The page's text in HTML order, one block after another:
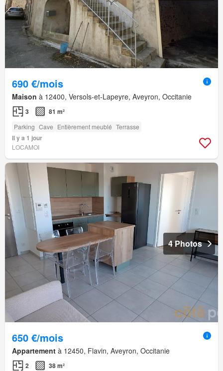
690 €/mois
Maison à 12400, Versols-et-Lapeyre, Aveyron, Occitanie
3 81 m²
Parking Cave Entièrement meublé Terrasse
Il y a 1 jour
LOCAMOI
4 Photos
650 €/mois
Appartement à 12450, Flavin, Aveyron, Occitanie
2 38 m²